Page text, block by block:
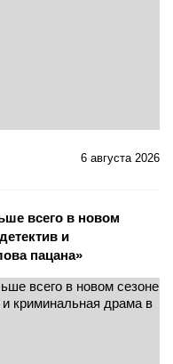
6 августа 2026
всего в новом
и
пацана»